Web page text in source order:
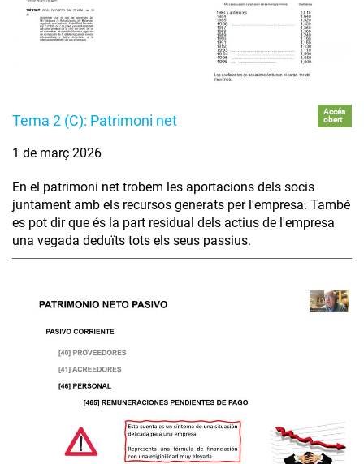
Tema 2 (C): Patrimoni net
Accés
obert
1 de març 2026
En el patrimoni net trobem les aportacions dels socis
juntament amb els recursos generats per l'empresa. També
es pot dir que és la part residual dels actius de l'empresa
una vegada deduïts tots els seus passius.